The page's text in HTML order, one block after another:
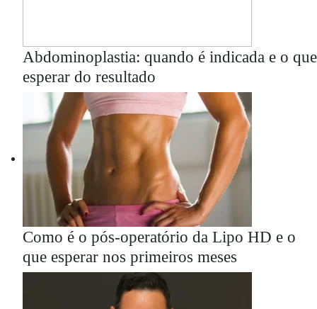
Abdominoplastia: quando é indicada e o que
esperar do resultado
Como é o pós-operatório da Lipo HD e o
que esperar nos primeiros meses